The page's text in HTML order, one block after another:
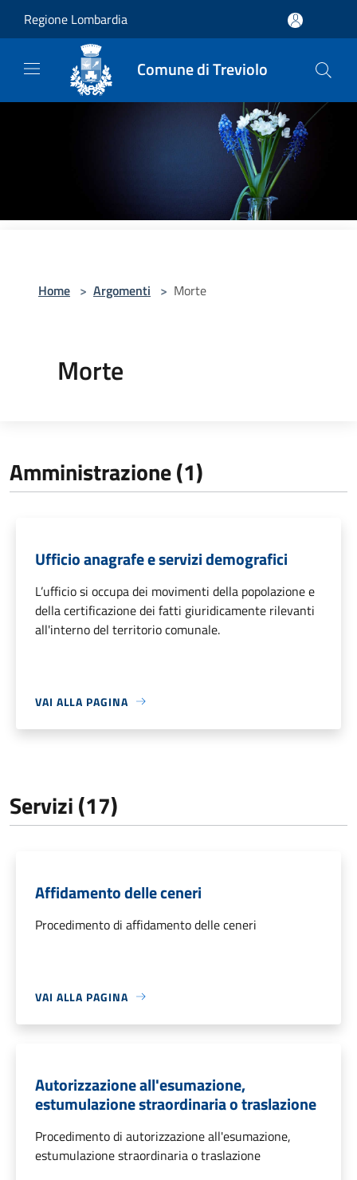
Regione Lombardia
Comune di Treviolo
Home > Argomenti > Morte
Morte
Amministrazione (1)
Ufficio anagrafe e servizi demografici
L’ufficio si occupa dei movimenti della popolazione e
della certificazione dei fatti giuridicamente rilevanti
all'interno del territorio comunale.
VAI ALLA PAGINA
Servizi (17)
Affidamento delle ceneri
Procedimento di affidamento delle ceneri
VAI ALLA PAGINA
Autorizzazione all'esumazione,
estumulazione straordinaria o traslazione
Procedimento di autorizzazione all'esumazione,
estumulazione straordinaria o traslazione